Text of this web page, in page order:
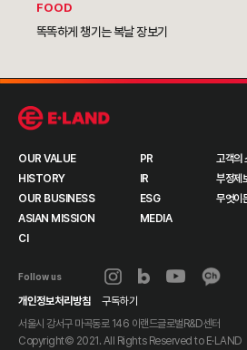
FOOD
똑똑하게 챙기는 복날 장보기
OUR VALUE
HISTORY
OUR BUSINESS
ASIAN MISSION
CI
PR
IR
ESG
MEDIA
고객의
부정제
무엇이
Follow us
개인정보처리방침
구독하기
서울시 강서구 마곡동로 146 이랜드글로벌R&D센터
Copyright© 2021. All Rights Reserved to E·LAND